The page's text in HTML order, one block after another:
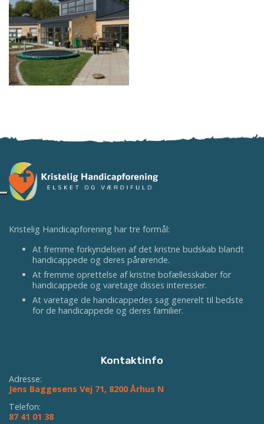
Kristelig Handicapforening har tre formål:
At fremme forkyndelsen af det kristne budskab blandt
handicappede og deres pårørende.
At fremme oprettelse af kristne bofællesskaber for
handicappede og varetage disses interesser.
At varetage de handicappedes sag generelt til bedste
for de handicappede og deres familier.
Kontaktinfo
Adresse:
Jens Baggesens Vej 71, 8200 Århus N
Telefon:
87 41 01 38